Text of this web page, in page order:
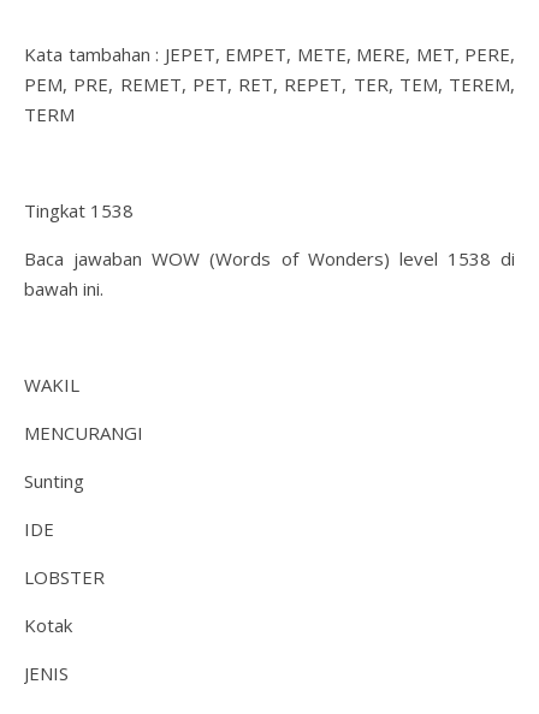
Kata tambahan : JEPET, EMPET, METE, MERE, MET, PERE,
PEM, PRE, REMET, PET, RET, REPET, TER, TEM, TEREM,
TERM
Tingkat 1538
Baca jawaban WOW (Words of Wonders) level 1538 di
bawah ini.
WAKIL
MENCURANGI
Sunting
IDE
LOBSTER
Kotak
JENIS